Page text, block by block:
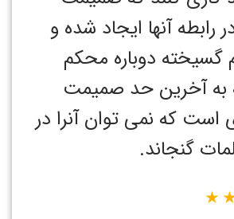
آنها ایجاد شده و
گسیخته دوباره محکم
به آخرین حد صمیمت
است که نمی توان آنرا در
گنجاند.